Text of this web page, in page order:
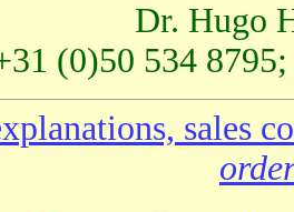
Dr. Hugo
(0)50 534
sales